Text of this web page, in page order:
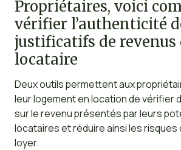
Propriétaires, voici
vérifier l’authenticité
justificatifs de revenus
locataire
Deux outils permettent aux
leur logement en location de vérifier
sur le revenu présentés par leurs
locataires et réduire ainsi les risques
loyer.